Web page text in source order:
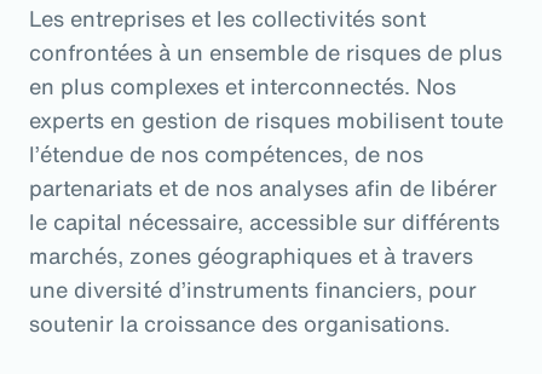
Les entreprises et les collectivités sont
confrontées à un ensemble de risques de plus
en plus complexes et interconnectés. Nos
experts en gestion de risques mobilisent toute
l’étendue de nos compétences, de nos
partenariats et de nos analyses afin de libérer
le capital nécessaire, accessible sur différents
marchés, zones géographiques et à travers
une diversité d’instruments financiers, pour
soutenir la croissance des organisations.